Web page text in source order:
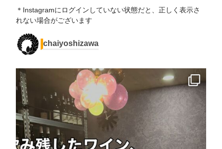
＊Instagramにログインしていない状態だと、正しく表示さ
れない場合がございます
chaiyoshizawa